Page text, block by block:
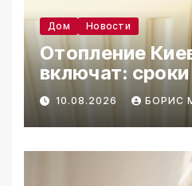
Дом Новости
Отопление
включат: сроки
подготовка
10.08.2026 БОРИС